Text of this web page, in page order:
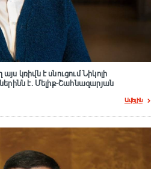
կռիվն է սնուցում Նիկոլի
է. Մելիք-Շահնազարյան
Ավելին